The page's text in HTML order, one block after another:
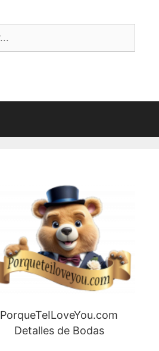
PorqueTeILoveYou.com
Detalles de Bodas